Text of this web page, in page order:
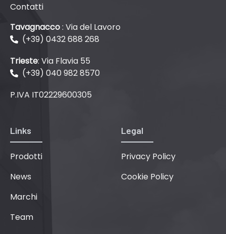
Contatti
Tavagnacco: Via del Lavoro
(+39) 0432 688 268
Trieste: Via Flavia 55
(+39) 040 982 8570
P.IVA IT02229600305
Links
Prodotti
News
Marchi
Team
Legal
Privacy Policy
Cookie Policy